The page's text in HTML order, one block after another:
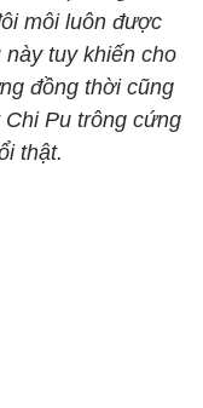
môi luôn được
tuy khiến cho
đồng thời cũng
Pu trông cứng
thật.